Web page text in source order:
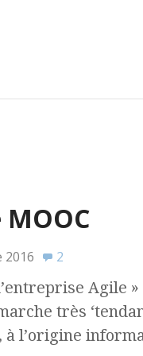
MOOC
2016 2
Agile
très
l’origine